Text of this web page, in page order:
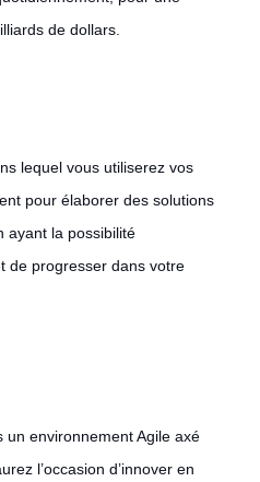
de dollars.
lequel vous utiliserez vos
pour élaborer des solutions
ayant la possibilité
de progresser dans votre
environnement Agile axé
l’occasion d’innover en